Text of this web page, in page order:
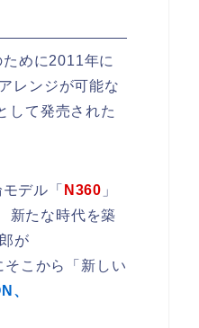
めに2011年に
レンジが可能な
して発売された
デル「 N360 」
新たな時代を築
が
そこから「新しい
、